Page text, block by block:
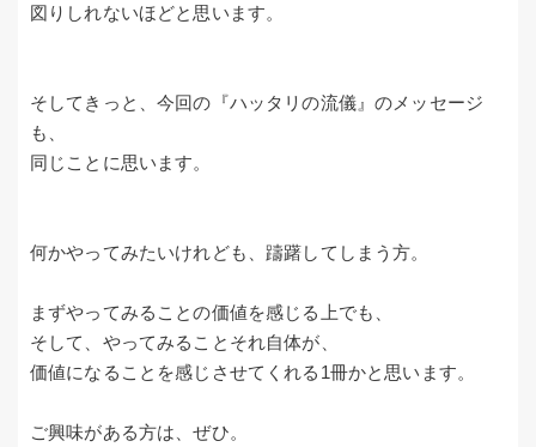
図りしれないほどと思います。
そしてきっと、今回の『ハッタリの流儀』のメッセージ
も、
同じことに思います。
何かやってみたいけれども、躊躇してしまう方。
まずやってみることの価値を感じる上でも、
そして、やってみることそれ自体が、
価値になることを感じさせてくれる1冊かと思います。
ご興味がある方は、ぜひ。